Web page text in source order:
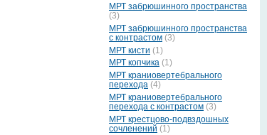
МРТ забрюшинного пространства
(3)
МРТ забрюшинного пространства
с контрастом (3)
МРТ кисти (1)
МРТ копчика (1)
МРТ краниовертебрального
перехода (4)
МРТ краниовертебрального
перехода с контрастом (3)
МРТ крестцово-подвздошных
сочленений (1)